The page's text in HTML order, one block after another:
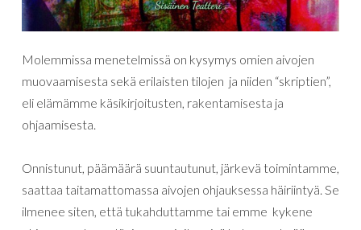
Molemmissa menetelmissä on kysymys omien aivojen
muovaamisesta sekä erilaisten tilojen ja niiden “skriptien”,
eli elämämme käsikirjoitusten, rakentamisesta ja
ohjaamisesta.
Onnistunut, päämäärä suuntautunut, järkevä toimintamme,
saattaa taitamattomassa aivojen ohjauksessa häiriintyä. Se
ilmenee siten, että tukahduttamme tai emme kykene